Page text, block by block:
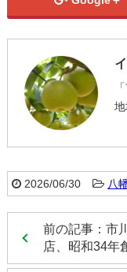
2026/06/30 八
前の記事：市
店、昭和34年